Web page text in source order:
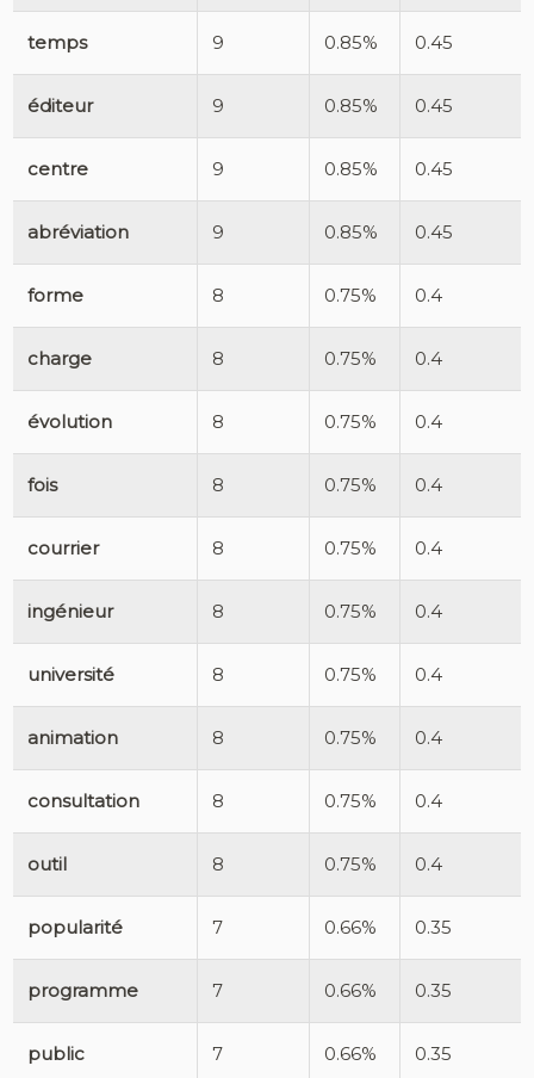
temps 9 0.85% 0.45
éditeur 9 0.85% 0.45
centre 9 0.85% 0.45
abréviation 9 0.85% 0.45
forme 8 0.75% 0.4
charge 8 0.75% 0.4
évolution 8 0.75% 0.4
fois 8 0.75% 0.4
courrier 8 0.75% 0.4
ingénieur 8 0.75% 0.4
université 8 0.75% 0.4
animation 8 0.75% 0.4
consultation 8 0.75% 0.4
outil 8 0.75% 0.4
popularité 7 0.66% 0.35
programme 7 0.66% 0.35
public 7 0.66% 0.35